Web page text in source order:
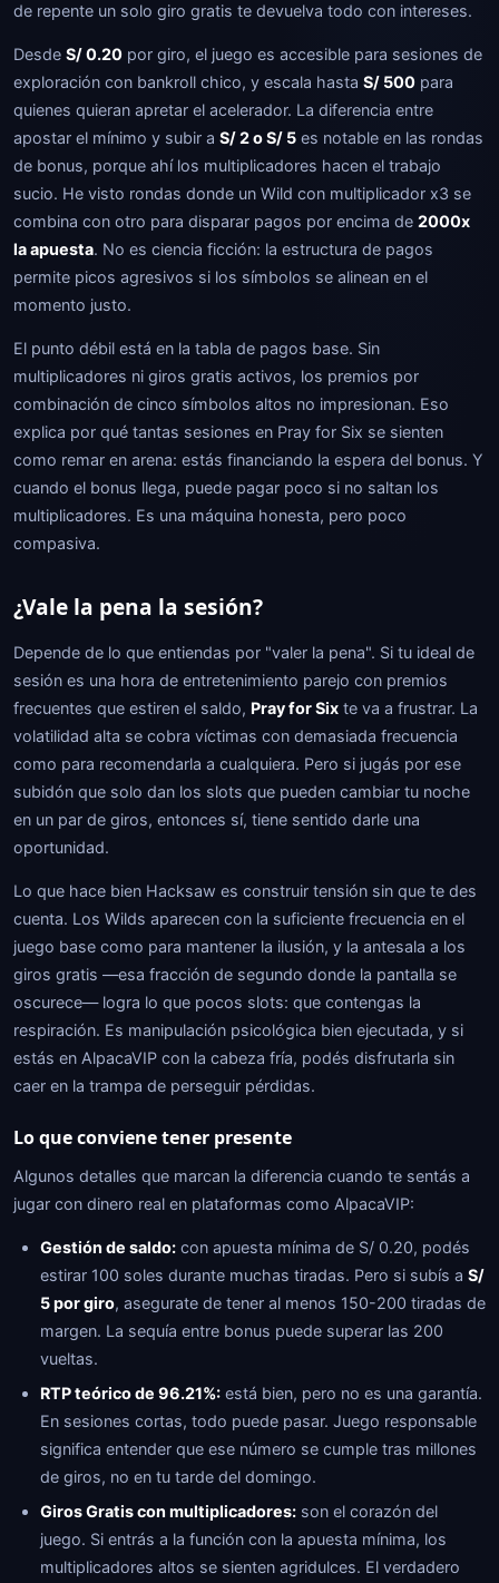
de repente un solo giro gratis te devuelva todo con intereses.
Desde S/ 0.20 por giro, el juego es accesible para sesiones de
exploración con bankroll chico, y escala hasta S/ 500 para
quienes quieran apretar el acelerador. La diferencia entre
apostar el mínimo y subir a S/ 2 o S/ 5 es notable en las rondas
de bonus, porque ahí los multiplicadores hacen el trabajo
sucio. He visto rondas donde un Wild con multiplicador x3 se
combina con otro para disparar pagos por encima de 2000x
la apuesta. No es ciencia ficción: la estructura de pagos
permite picos agresivos si los símbolos se alinean en el
momento justo.
El punto débil está en la tabla de pagos base. Sin
multiplicadores ni giros gratis activos, los premios por
combinación de cinco símbolos altos no impresionan. Eso
explica por qué tantas sesiones en Pray for Six se sienten
como remar en arena: estás financiando la espera del bonus. Y
cuando el bonus llega, puede pagar poco si no saltan los
multiplicadores. Es una máquina honesta, pero poco
compasiva.
¿Vale la pena la sesión?
Depende de lo que entiendas por "valer la pena". Si tu ideal de
sesión es una hora de entretenimiento parejo con premios
frecuentes que estiren el saldo, Pray for Six te va a frustrar. La
volatilidad alta se cobra víctimas con demasiada frecuencia
como para recomendarla a cualquiera. Pero si jugás por ese
subidón que solo dan los slots que pueden cambiar tu noche
en un par de giros, entonces sí, tiene sentido darle una
oportunidad.
Lo que hace bien Hacksaw es construir tensión sin que te des
cuenta. Los Wilds aparecen con la suficiente frecuencia en el
juego base como para mantener la ilusión, y la antesala a los
giros gratis —esa fracción de segundo donde la pantalla se
oscurece— logra lo que pocos slots: que contengas la
respiración. Es manipulación psicológica bien ejecutada, y si
estás en AlpacaVIP con la cabeza fría, podés disfrutarla sin
caer en la trampa de perseguir pérdidas.
Lo que conviene tener presente
Algunos detalles que marcan la diferencia cuando te sentás a
jugar con dinero real en plataformas como AlpacaVIP:
Gestión de saldo: con apuesta mínima de S/ 0.20, podés
estirar 100 soles durante muchas tiradas. Pero si subís a S/
5 por giro, asegurate de tener al menos 150-200 tiradas de
margen. La sequía entre bonus puede superar las 200
vueltas.
RTP teórico de 96.21%: está bien, pero no es una garantía.
En sesiones cortas, todo puede pasar. Juego responsable
significa entender que ese número se cumple tras millones
de giros, no en tu tarde del domingo.
Giros Gratis con multiplicadores: son el corazón del
juego. Si entrás a la función con la apuesta mínima, los
multiplicadores altos se sienten agridulces. El verdadero